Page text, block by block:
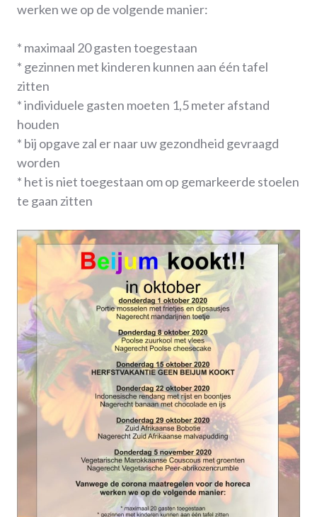
werken we op de volgende manier:
* maximaal 20 gasten toegestaan
* gezinnen met kinderen kunnen aan één tafel
zitten
* individuele gasten moeten 1,5 meter afstand
houden
* bij opgave zal er naar uw gezondheid gevraagd
worden
* het is niet toegestaan om op gemarkeerde stoelen
te gaan zitten